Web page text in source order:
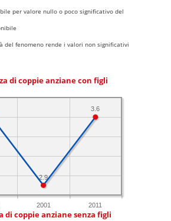
per valore nullo o poco significativo del
del fenomeno rende i valori non significativi
di coppie anziane con figli
2001 2011
3.6
2.9
di coppie anziane senza figli